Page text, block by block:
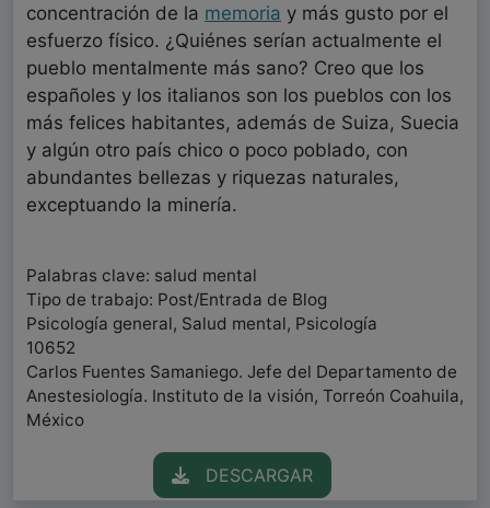
concentración de la memoria y más gusto por el
esfuerzo físico. ¿Quiénes serían actualmente el
pueblo mentalmente más sano? Creo que los
españoles y los italianos son los pueblos con los
más felices habitantes, además de Suiza, Suecia
y algún otro país chico o poco poblado, con
abundantes bellezas y riquezas naturales,
exceptuando la minería.
Palabras clave: salud mental
Tipo de trabajo: Post/Entrada de Blog
Psicología general, Salud mental, Psicología
10652
Carlos Fuentes Samaniego. Jefe del Departamento de
Anestesiología. Instituto de la visión, Torreón Coahuila,
México
DESCARGAR